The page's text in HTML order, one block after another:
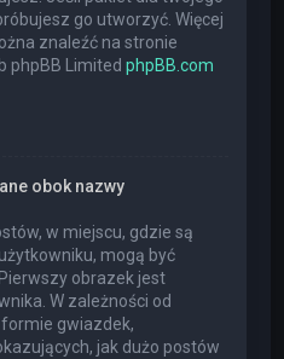
go utworzyć. Więcej
znaleźć na stronie
phpBB LimitedphpBB.com
obok nazwy
w miejscu, gdzie są
mogą być
obrazek jest
W zależności od
gwiazdek,
jak dużo postów